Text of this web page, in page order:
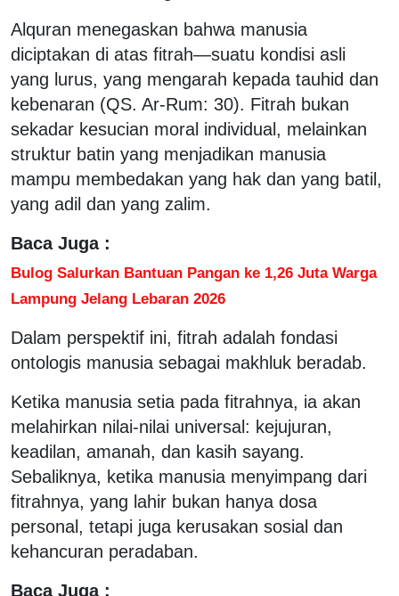
Alquran menegaskan bahwa manusia
diciptakan di atas fitrah—suatu kondisi asli
yang lurus, yang mengarah kepada tauhid dan
kebenaran (QS. Ar-Rum: 30). Fitrah bukan
sekadar kesucian moral individual, melainkan
struktur batin yang menjadikan manusia
mampu membedakan yang hak dan yang batil,
yang adil dan yang zalim.
Baca Juga :
Bulog Salurkan Bantuan Pangan ke 1,26 Juta Warga
Lampung Jelang Lebaran 2026
Dalam perspektif ini, fitrah adalah fondasi
ontologis manusia sebagai makhluk beradab.
Ketika manusia setia pada fitrahnya, ia akan
melahirkan nilai-nilai universal: kejujuran,
keadilan, amanah, dan kasih sayang.
Sebaliknya, ketika manusia menyimpang dari
fitrahnya, yang lahir bukan hanya dosa
personal, tetapi juga kerusakan sosial dan
kehancuran peradaban.
Baca Juga :